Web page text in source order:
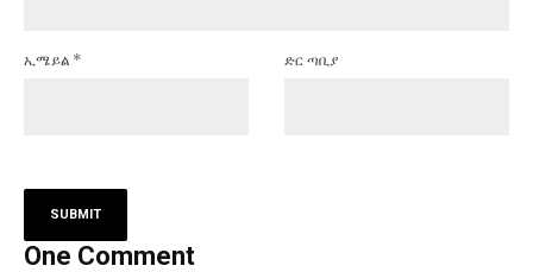
ኢሜይል * ድር ጣቢያ
One Comment